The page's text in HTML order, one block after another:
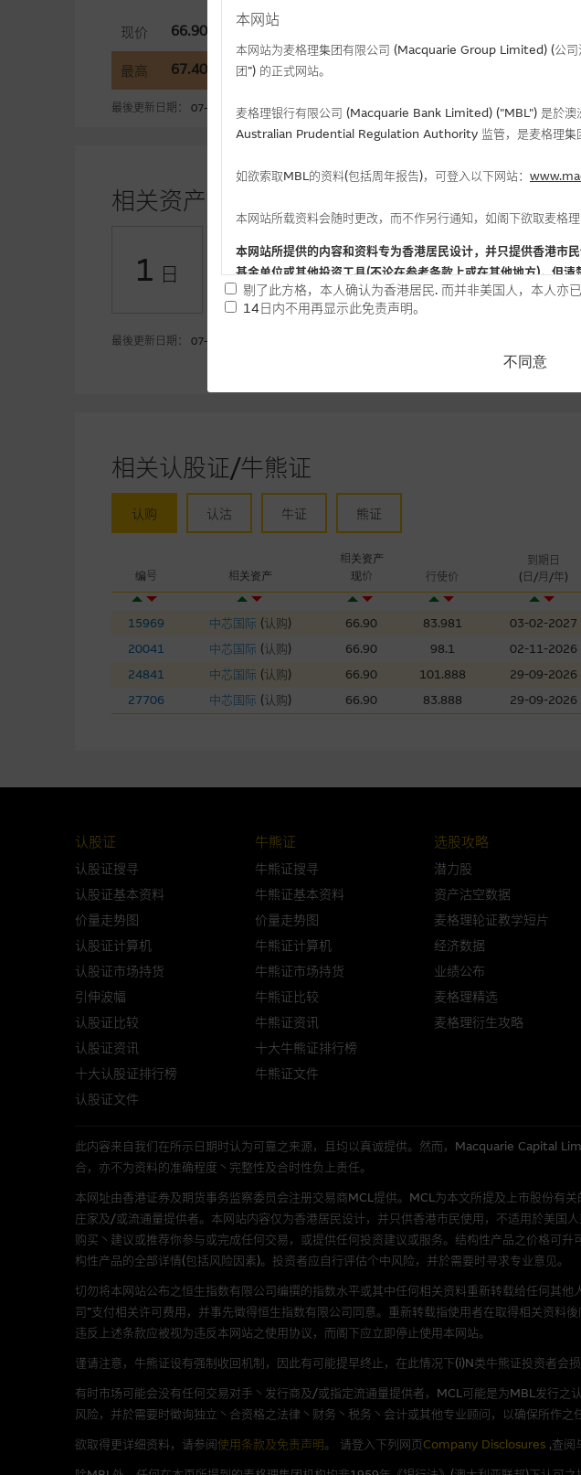
现价 66.90
最高 67.40
最後更新日期： 07-08-2026 16:20 (十五分钟延迟)
相关资产认股证资金流 (+)资金流入 (-)资金流
1 日
认购(百万) -2.65
认沽(百万) -1.22 5日
最後更新日期： 07-08-2026
相关认股证/牛熊证
认购 认沽 牛证 熊证
编号 相关资产
相关资产
现价
行使价
到期日
(日/月/年)
15969 中芯国际 (认购) 66.90 83.981 03-02-2027
20041
中芯国际 (认购) 66.90 98.1 02-11-2026
24841
中芯国际 (认购) 66.90 101.888 29-09-2026
27706
中芯国际 (认购) 66.90 83.888 29-09-2026
本网站
本网站为麦格理集团有限公司 (Macquarie Group Limited) (公
团”) 的正式网站。
麦格理银行有限公司 (Macquarie Bank Limited) ("MBL") 是於
Australian Prudential Regulation Authority 监管，是麦格理集
如欲索取MBL的资料(包括周年报告)，可登入以下网站：
本网站所载资料会随时更改，而不作另行通知，如阁下欲取麦格
本网站所提供的内容和资料专为香港居民设计，并只提供香港市
基金单位或其他投资工具(不论在参考条款上或在其他地方)，但
网站内容来自我们在所示日期时认为可靠之来源，且均以真诚提
未必完整或准确。麦格理集团不会，亦没有义务更新网站内容，
的，因此并不保证该类报价单丶公开资料或分析为准确丶完整或
何用途上均完整丶可靠丶准确丶合时或适合，亦不为资料的准确
网站内容不构成要约及徵求要约，或作为任何合约的根据，以购
而成，但不包括麦格理集团职员所知的资料。
产品的过去业绩并
在法律最大许可的情况下，麦格理集团及其任何相关公司或其董
网站内容的依赖而导致的损失或损毁，亦一概不会承担责任或债务
本使用条款的所有方面均受香港法例管限。
结构性产品并无抵押品，如发行人无力偿债或违约，投资者可能
性产品的详情及自行评估箇中风险。如有需要，请征询独立之
损失全部投资；而(ii)R类牛熊证之剩馀价值则可能为零。
网站连结
本网站或载有连接非由麦格理集团管理的网站的连结。此等连
站的内容及所介绍的产品或服务，均无任何操控权，因此对此等
议阁下自行向本网站述及或连接的第三者查询。此外，载有第三
本网站虽连接第三者管理的网站，但麦格理集团并非授权网站浏
出的使用条款约束。
不作任何声明，也不提供任何保证，特别是在法律容许的所有范
病毒或任何其他後果所导致的任何损失(包括但不限於数据遗失丶
基本上市文件及补充上市文件
就有关MBL每次发行之认股证及/或牛熊证而言，认股证及/或牛
补充上市文件内。该等文件之英文版及中译版见於本网站。
版权及商标
麦格理集团为本网站内容的版权持有人或获准使用者。除非浏览
丶上载丶连结丶组帧丶广播丶发放或以任何其他形式传递本网站
剔了此方格，本人确认为香港居民. 而并非美国人，本人亦
14日内不用再显示此免责声明。
不同意
认股证
认股证搜寻
认股证基本资料
价量走势图
认股证计算机
认股证市场持货
引伸波幅
认股证比较
认股证资讯
十大认股证排行榜
认股证文件
牛熊证
牛熊证搜寻
牛熊证基本资料
价量走势图
牛熊证计算机
牛熊证市场持货
牛熊证比较
牛熊证资讯
十大牛熊证排行榜
牛熊证文件
选股攻略
潜力股
资产沽空数据
麦格理轮证教学短片
经济数据
业绩公布
麦格理精选
麦格理衍生攻略
此内容来自我们在所示日期时认为可靠之来源，且均以真诚提供。然而，Macquarie Capital
合，亦不为资料的准确程度丶完整性及合时性负上责任。
本网址由香港证券及期货事务监察委员会注册交易商MCL提供。MCL为本文所提及上市股份
庄家及/或流通量提供者。本网站内容仅为香港居民设计，并只供香港市民使用，不适用於美国
购买丶建议或推荐你参与或完成任何交易，或提供任何投资建议或服务。结构性产品之价格可
构性产品的全部详情(包括风险因素)。投资者应自行评估个中风险，并於需要时寻求专业意见。
切勿将本网站公布之恒生指数有限公司编撰的指数水平或其中任何相关资料重新转载给任何其
司”支付相关许可费用，并事先徵得恒生指数有限公司同意。重新转载指使用者在取得相关资料
违反上述条款应被视为违反本网站之使用协议，而阁下应立即停止使用本网站。
谨请注意，牛熊证设有强制收回机制，因此有可能提早终止，在此情况下(i)N类牛熊证投资者会
有时市场可能会没有任何交易对手丶发行商及/或指定流通量提供者，MCL可能是为MBL发行
风险，并於需要时徵询独立丶合资格之法律丶财务丶税务丶会计或其他专业顾问，以确保所作
欲取得更详细资料，请参阅使用条款及免责声明。 请登入下列网页Company Disclosures ,查阅